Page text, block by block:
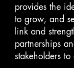
provides the
to grow, and
link and
partnerships
stakeholders